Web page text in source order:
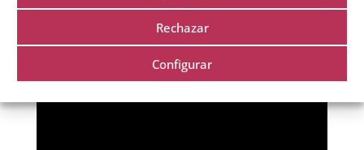
Rechazar
Configurar